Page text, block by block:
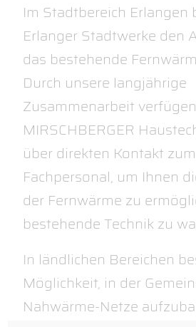
Im Stadtbereich Erlangen
Erlanger Stadtwerke den
das bestehende
Durch unsere langjährige
Zusammenarbeit
MIRSCHBERGER
über direkten Kontakt zum
Fachpersonal, um Ihnen
der Fernwärme zu
bestehende Technik zu
In ländlichen Bereichen
Möglichkeit, in der
Nahwärme-Netze